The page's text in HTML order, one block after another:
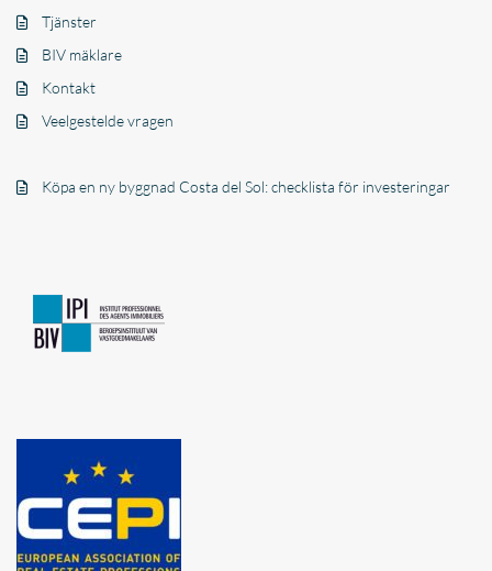
Tjänster
BIV mäklare
Kontakt
Veelgestelde vragen
Köpa en ny byggnad Costa del Sol: checklista för investeringar